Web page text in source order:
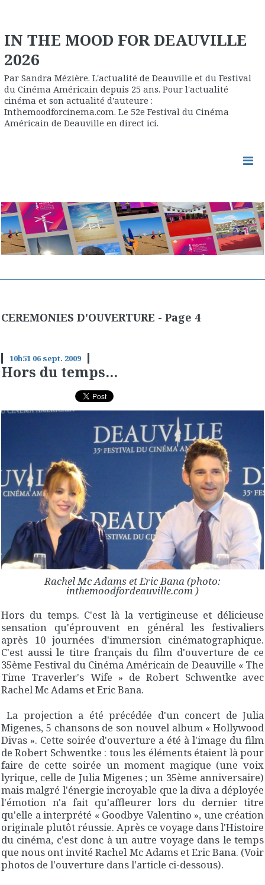
IN THE MOOD FOR DEAUVILLE
2026
Par Sandra Mézière. L'actualité de Deauville et du Festival
du Cinéma Américain depuis 25 ans. Pour l'actualité
cinéma et son actualité d'auteure :
Inthemoodforcinema.com. Le 52e Festival du Cinéma
Américain de Deauville en direct ici.
CEREMONIES D'OUVERTURE - Page 4
10h51 06 sept. 2009
Hors du temps...
Rachel Mc Adams et Eric Bana (photo:
inthemoodfordeauville.com )
Hors du temps. C'est là la vertigineuse et délicieuse
sensation qu'éprouvent en général les festivaliers
après 10 journées d'immersion cinématographique.
C'est aussi le titre français du film d'ouverture de ce
35ème Festival du Cinéma Américain de Deauville « The
Time Traverler's Wife » de Robert Schwentke avec
Rachel Mc Adams et Eric Bana.
La projection a été précédée d'un concert de Julia
Migenes, 5 chansons de son nouvel album « Hollywood
Divas ». Cette soirée d'ouverture a été à l'image du film
de Robert Schwentke : tous les éléments étaient là pour
faire de cette soirée un moment magique (une voix
lyrique, celle de Julia Migenes ; un 35ème anniversaire)
mais malgré l'énergie incroyable que la diva a déployée
l'émotion n'a fait qu'affleurer lors du dernier titre
qu'elle a interprété « Goodbye Valentino », une création
originale plutôt réussie. Après ce voyage dans l'Histoire
du cinéma, c'est donc à un autre voyage dans le temps
que nous ont invité Rachel Mc Adams et Eric Bana. (Voir
photos de l'ouverture dans l'article ci-dessous).